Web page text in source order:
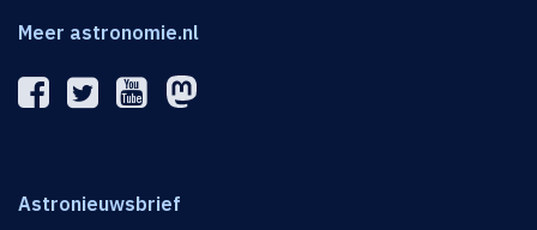
Meer astronomie.nl
Astronieuwsbrief